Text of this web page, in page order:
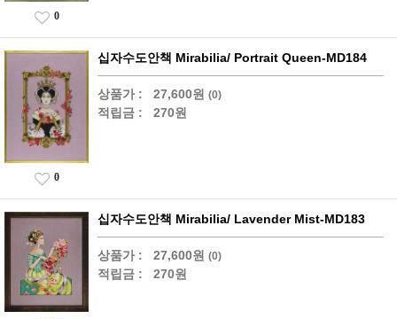
0
십자수도안책 Mirabilia/ Portrait Queen-MD184
상품가 : 27,600원 (0)
적립금 : 270원
0
십자수도안책 Mirabilia/ Lavender Mist-MD183
상품가 : 27,600원 (0)
적립금 : 270원